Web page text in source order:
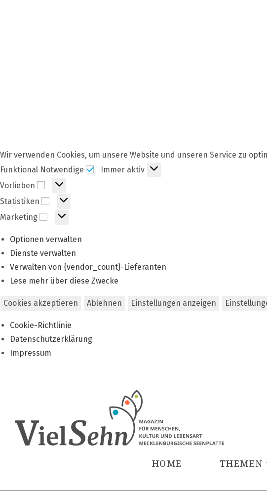
Wir verwenden Cookies, um unsere Website und unseren Service zu
Funktional Notwendige
Funktional
Immer aktiv
Vorlieben
Vorlieben
Statistiken Statistiken
Marketing Marketing
Optionen verwalten
Dienste verwalten
Verwalten von {vendor_count}-Lieferanten
Lese mehr über diese Zwecke
Cookies akzeptieren Ablehnen Einstellungen anzeigen
Cookie-Richtlinie
Datenschutzerklärung
Impressum
HOME THEMEN